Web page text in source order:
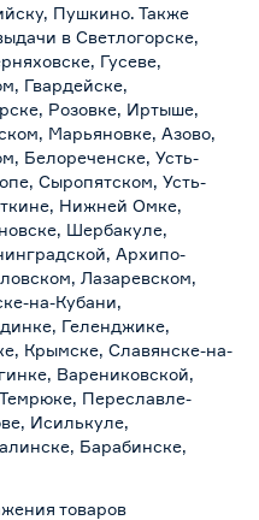
Пушкино. Также
в Светлогорске,
Гусеве,
Гвардейске,
Розовке, Иртыше,
Марьяновке, Азово,
Белореченске, Усть-
Сыропятском, Усть-
Нижней Омке,
Шербакуле,
Архипо-
Лазаревском,
на-Кубани,
Геленджике,
Крымске, Славянске-на-
Варениковской,
Переславле-
Исилькуле,
Барабинске,
товаров